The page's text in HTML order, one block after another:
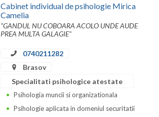
Cabinet individual de psihologie Mirica
Camelia
"GANDUL NU COBOARA ACOLO UNDE AUDE
PREA MULTA GALAGIE"
0740211282
Brasov
Specialitati psihologice atestate
Psihologia muncii si organizationala
Psihologie aplicata in domeniul securitatii